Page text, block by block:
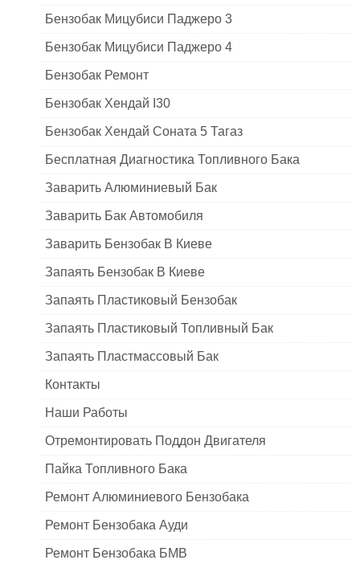
Бензобак Мицубиси Паджеро 3
Бензобак Мицубиси Паджеро 4
Бензобак Ремонт
Бензобак Хендай I30
Бензобак Хендай Соната 5 Тагаз
Бесплатная Диагностика Топливного Бака
Заварить Алюминиевый Бак
Заварить Бак Автомобиля
Заварить Бензобак В Киеве
Запаять Бензобак В Киеве
Запаять Пластиковый Бензобак
Запаять Пластиковый Топливный Бак
Запаять Пластмассовый Бак
Контакты
Наши Работы
Отремонтировать Поддон Двигателя
Пайка Топливного Бака
Ремонт Алюминиевого Бензобака
Ремонт Бензобака Ауди
Ремонт Бензобака БМВ